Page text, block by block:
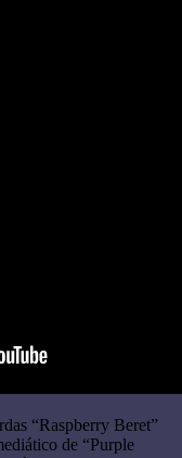
“Raspberry Beret”
de “Purple